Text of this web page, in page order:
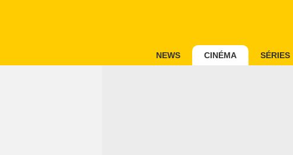
NEWS CINÉMA SÉRIES